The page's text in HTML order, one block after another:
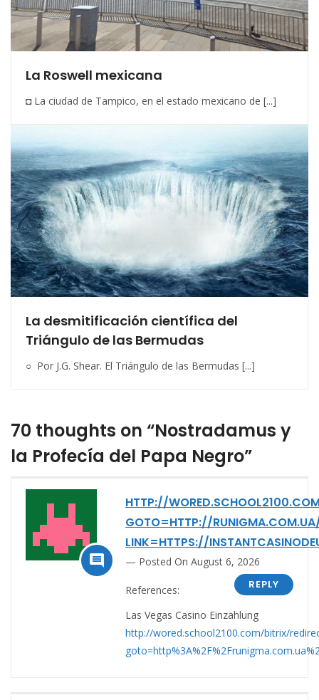
La Roswell mexicana
◘ La ciudad de Tampico, en el estado mexicano de [...]
La desmitificación científica del
Triángulo de las Bermudas
○ Por J.G. Shear. El Triángulo de las Bermudas [...]
70 thoughts on “Nostradamus y
la Profecía del Papa Negro”

HTTP://
GOTO=HTTP://
LINK=HTTPS://
Posted On August 6, 2026
REPLY
References:
Las Vegas Casino Einzahlung
http://wored.school2100.com/bitrix/